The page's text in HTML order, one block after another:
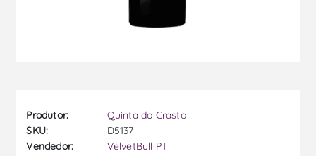
Produtor:
Quinta do Crasto
SKU:
D5137
Vendedor:
VelvetBull PT